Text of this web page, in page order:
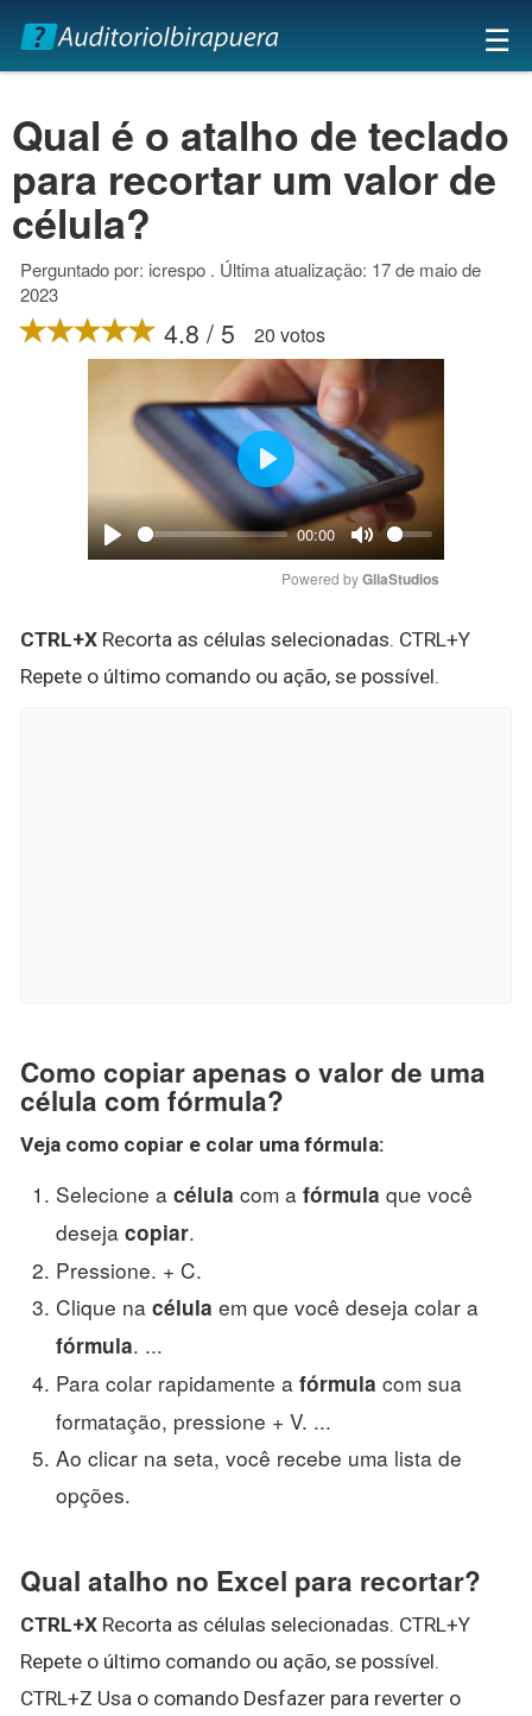
×
☰
Qual é o atalho de teclado
para recortar um valor de
célula?
Perguntado por: icrespo . Última atualização: 17 de maio de
2023
4.8 / 5 20 votos
Play
00:00
Mute
Play
Powered by GliaStudios
CTRL+X Recorta as células selecionadas. CTRL+Y
Repete o último comando ou ação, se possível.
Como copiar apenas o valor de uma
célula com fórmula?
Veja como copiar e colar uma fórmula:
Selecione a célula com a fórmula que você
deseja copiar.
Pressione. + C.
Clique na célula em que você deseja colar a
fórmula. ...
Para colar rapidamente a fórmula com sua
formatação, pressione + V. ...
Ao clicar na seta, você recebe uma lista de
opções.
Qual atalho no Excel para recortar?
CTRL+X Recorta as células selecionadas. CTRL+Y
Repete o último comando ou ação, se possível.
CTRL+Z Usa o comando Desfazer para reverter o